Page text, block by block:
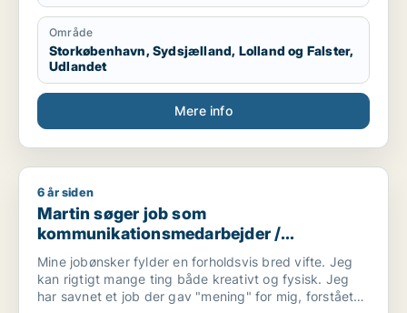
Management, Brand Management, Marketing
Management, E-commerce, International Business,
and Go-to-market Strategy. Just bring it on!...
Område
Storkøbenhavn, Sydsjælland, Lolland og Falster,
Udlandet
Mere info
Martin søger job som kommunikationsmedarbejder /
6 år siden
Martin søger job som
kommunikationsmedarbejder /
marketingmedarbejder /
forretningsudvikler / kreativ medarbejder
Mine jobønsker fylder en forholdsvis bred vifte. Jeg
kan rigtigt mange ting både kreativt og fysisk. Jeg
har savnet et job der gav "mening" for mig, forstået